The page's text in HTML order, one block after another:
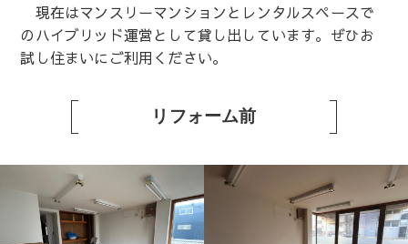
現在はマンスリーマンションとレンタルスペースで
のハイブリッド運営として貸し出しています。ぜひお
試し住まいにご利用ください。
リフォーム前